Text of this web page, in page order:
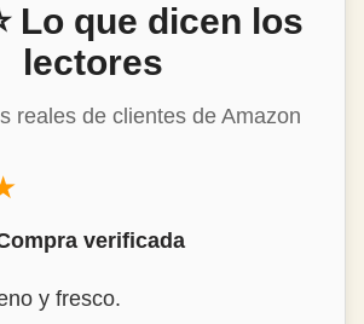
Lo que dicen los
lectores
reales de clientes de Amazon
verificada
y fresco.